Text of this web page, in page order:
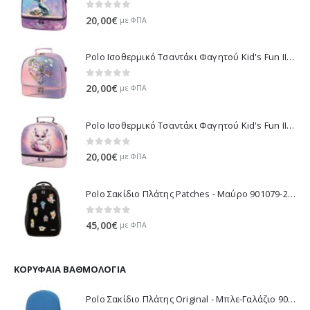
20,00€ με ΦΠΑ
Polo Ισοθερμικό Τσαντάκι Φαγητού Kid's Fun II - Μωβ 971003-8420 2026
0 out of 5
20,00€ με ΦΠΑ
Polo Ισοθερμικό Τσαντάκι Φαγητού Kid's Fun II - Λιλά 971003-8425 2026
0 out of 5
20,00€ με ΦΠΑ
Polo Σακίδιο Πλάτης Patches - Μαύρο 901079-2000 2026
0out of 5
45,00€ με ΦΠΑ
ΚΟΡΥΦΑΊΑ ΒΑΘΜΟΛΟΓΊΑ
Polo Σακίδιο Πλάτης Original - Μπλε-Γαλάζιο 901135-5600 2021